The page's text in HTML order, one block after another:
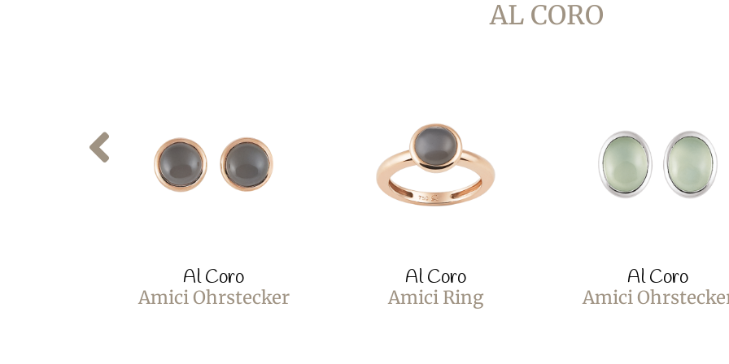
AL CORO
Al Coro
Amici Ohrstecker
Al Coro
Amici Ring
Al Coro
Amici